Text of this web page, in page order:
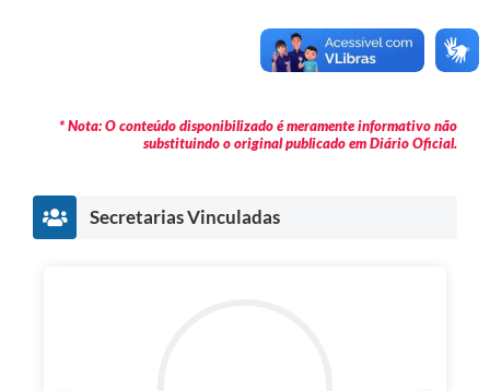
* Nota: O conteúdo disponibilizado é meramente informativo não
substituindo o original publicado em Diário Oficial.
Secretarias Vinculadas